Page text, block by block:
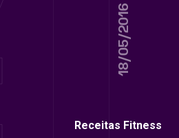
18/05/2016
Receitas Fitness